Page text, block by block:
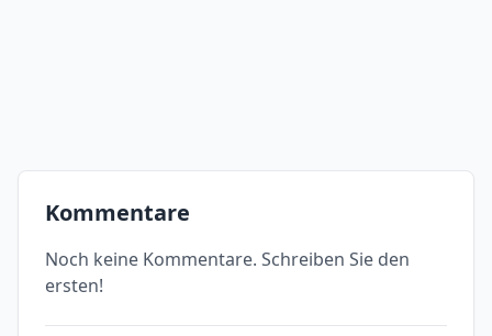
Kommentare
Noch keine Kommentare. Schreiben Sie den
ersten!